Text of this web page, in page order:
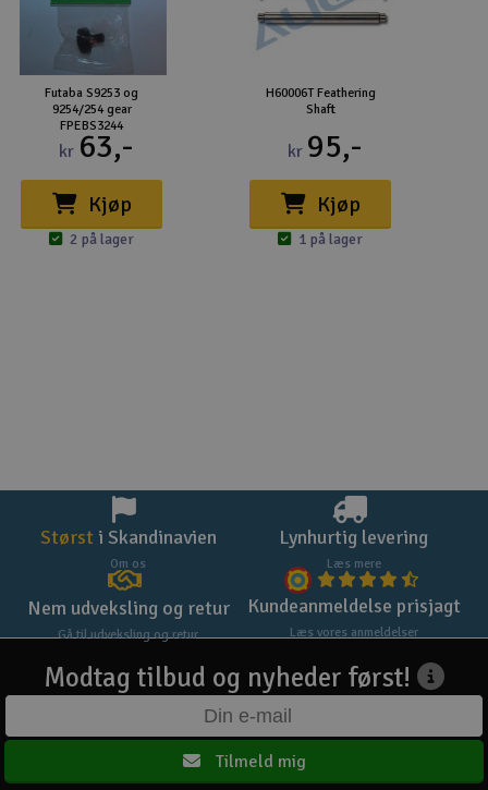
Futaba S9253 og
9254/254 gear
FPEBS3244
kr 63,-
Kjøp
2 på lager
H60006T Feathering
Shaft
kr 95,-
Kjøp
1 på lager
Størst i Skandinavien
Om os
Lynhurtig levering
Læs mere
Nem udveksling og retur
Gå til udveksling og retur
Kundeanmeldelse prisjagt
Læs vores anmeldelser
Modtag tilbud og nyheder først!
Tilmeld mig